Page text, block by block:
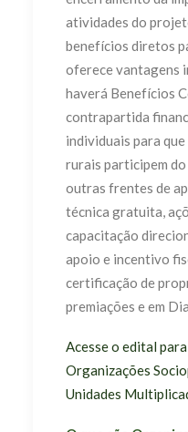
atividades do
benefícios diretos
oferece vantagens
haverá Benefícios
contrapartida
individuais para
rurais participem
outras frentes de
técnica gratuita,
capacitação
apoio e incentivo
certificação de
premiações e em
Acesse o edital
Organizações
Unidades